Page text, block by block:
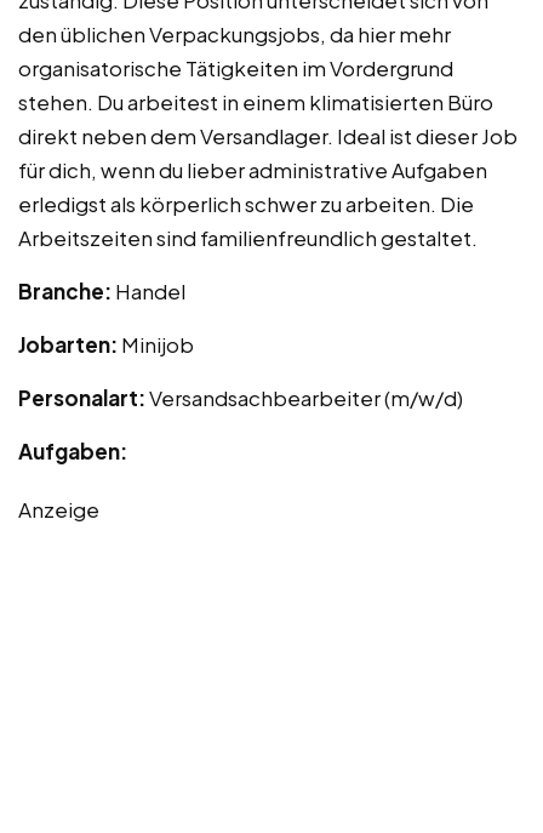
den üblichen Verpackungsjobs, da hier mehr
organisatorische Tätigkeiten im Vordergrund
stehen. Du arbeitest in einem klimatisierten Büro
direkt neben dem Versandlager. Ideal ist dieser Job
für dich, wenn du lieber administrative Aufgaben
erledigst als körperlich schwer zu arbeiten. Die
Arbeitszeiten sind familienfreundlich gestaltet.
Branche: Handel
Jobarten: Minijob
Personalart:Versandsachbearbeiter (m/w/d)
Aufgaben:
Anzeige